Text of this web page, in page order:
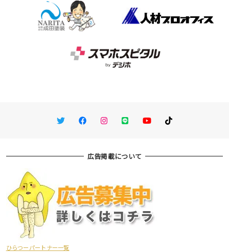
TwitterFacebookInstagram
LINE You TubeTikTok
広告掲載について
ひらつーパートナー一覧